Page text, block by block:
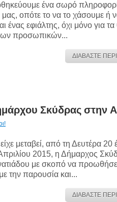
ένα σωρό
οπότε το να το χάσουμε ή
ένας εφιάλτης, όχι μόνο για
προσωπικών...
ΔΙΑΒΑΣΤΕ
Σκύδρας στην
μεταβεί, από τη Δευτέρα 20
2015, η Δήμαρχος
με σκοπό να
την παρουσία και...
ΔΙΑΒΑΣΤΕ